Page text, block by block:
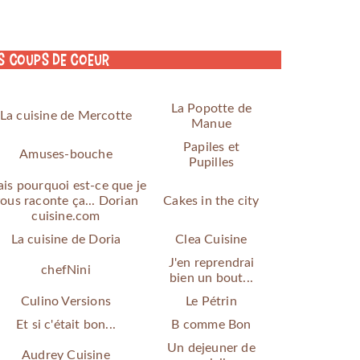
coups de coeur
La cuisine de Mercotte
La Popotte de
Manue
Amuses-bouche
Papiles et
Pupilles
pourquoi est-ce que je
raconte ça... Dorian
cuisine.com
Cakes in the city
La cuisine de Doria Clea Cuisine
chefNini
J'en reprendrai
bien un bout...
Culino Versions
Le Pétrin
Et si c'était bon...
B comme Bon
Audrey Cuisine
Un dejeuner de